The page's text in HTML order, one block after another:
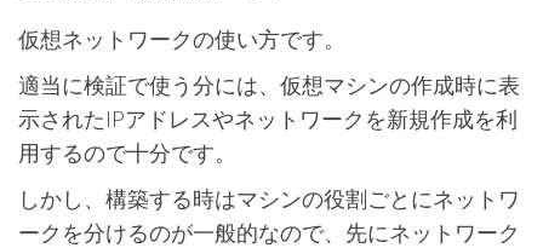
仮想ネットワークの使い方です。
適当に検証で使う分には、仮想マシンの作成時に表
示されたIPアドレスやネットワークを新規作成を利
用するので十分です。
しかし、構築する時はマシンの役割ごとにネットワ
ークを分けるのが一般的なので、先にネットワーク